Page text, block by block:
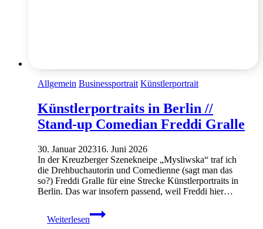
Allgemein Businessportrait Künstlerportrait
Künstlerportraits in Berlin //
Stand-up Comedian Freddi Gralle
30. Januar 202316. Juni 2026
In der Kreuzberger Szenekneipe „Mysliwska“ traf ich
die Drehbuchautorin und Comedienne (sagt man das
so?) Freddi Gralle für eine Strecke Künstlerportraits in
Berlin. Das war insofern passend, weil Freddi hier…
Weiterlesen
Künstlerportraits
in